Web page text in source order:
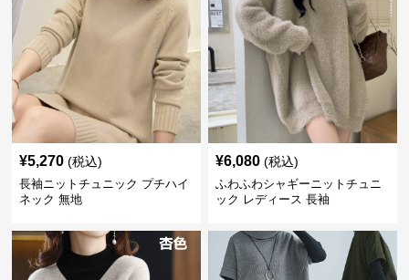
¥5,270 (税込)
長袖ニットチュニック プチハイ
ネック 無地
¥6,080 (税込)
ふわふわシャギーニットチュニ
ック レディース 長袖